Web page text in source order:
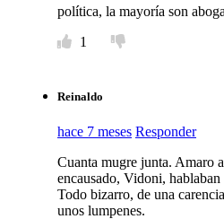
política, la mayoría son
1
Reinaldo
hace 7 meses Responder
Cuanta mugre junta. Amaro
encausado, Vidoni, hablaban
Todo bizarro, de una
unos lumpenes.